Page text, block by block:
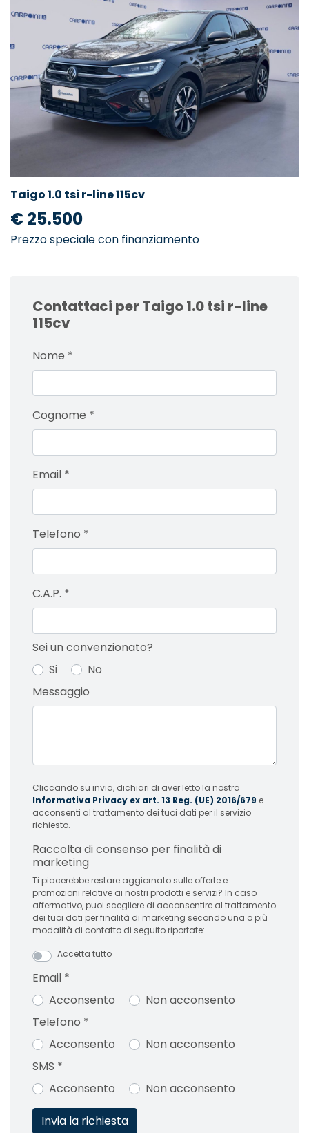
Taigo 1.0 tsi r-line 115cv
€ 25.500
Prezzo speciale con finanziamento
Contattaci per Taigo 1.0 tsi r-line
115cv
Nome *
Cognome *
Email *
Telefono *
C.A.P. *
Sei un convenzionato?
Si
No
Messaggio
Cliccando su invia, dichiari di aver letto la nostra
Informativa Privacy ex art. 13 Reg. (UE) 2016/679 e
acconsenti al trattamento dei tuoi dati per il servizio
richiesto.
Raccolta di consenso per finalità di
marketing
Ti piacerebbe restare aggiornato sulle offerte e
promozioni relative ai nostri prodotti e servizi? In caso
affermativo, puoi scegliere di acconsentire al trattamento
dei tuoi dati per finalità di marketing secondo una o più
modalità di contatto di seguito riportate:
Accetta tutto
Email *
Acconsento
Non acconsento
Telefono *
Acconsento
Non acconsento
SMS *
Acconsento
Non acconsento